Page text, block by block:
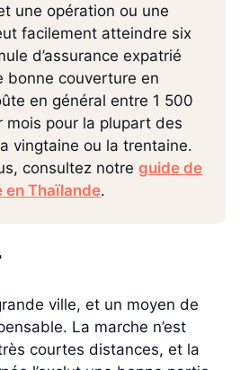
une opération ou une
facilement atteindre six
d’assurance expatrié
bonne couverture en
en général entre 1 500
pour la plupart des
vingtaine ou la trentaine.
consultez notre guide de
en Thaïlande.
ville, et un moyen de
La marche n’est
courtes distances, et la